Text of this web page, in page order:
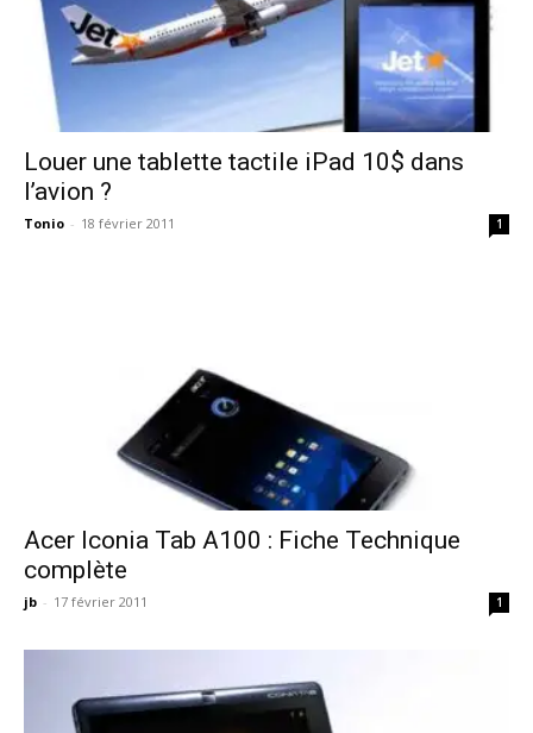
Louer une tablette tactile iPad 10$ dans
l’avion ?
Tonio - 18 février 2011 1
Acer Iconia Tab A100 : Fiche Technique
complète
jb - 17 février 2011 1